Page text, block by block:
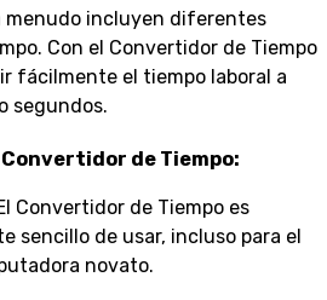
menudo incluyen diferentes
Con el Convertidor de Tiempo
fácilmente el tiempo laboral a
segundos.
de Tiempo:
Convertidor de Tiempo es
sencillo de usar, incluso para el
novato.